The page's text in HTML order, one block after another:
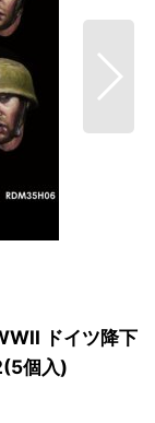
ドイツ降下
個入)